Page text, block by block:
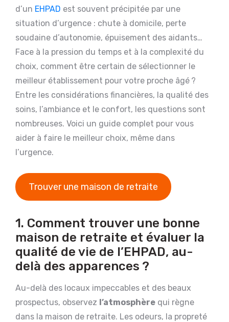
d’un EHPAD est souvent précipitée par une
situation d’urgence : chute à domicile, perte
soudaine d’autonomie, épuisement des aidants…
Face à la pression du temps et à la complexité du
choix, comment être certain de sélectionner le
meilleur établissement pour votre proche âgé ?
Entre les considérations financières, la qualité des
soins, l’ambiance et le confort, les questions sont
nombreuses. Voici un guide complet pour vous
aider à faire le meilleur choix, même dans
l’urgence.
Trouver une maison de retraite
1. Comment trouver une bonne
maison de retraite et évaluer la
qualité de vie de l’EHPAD, au-
delà des apparences ?
Au-delà des locaux impeccables et des beaux
prospectus, observez l’atmosphère qui règne
dans la maison de retraite. Les odeurs, la propreté